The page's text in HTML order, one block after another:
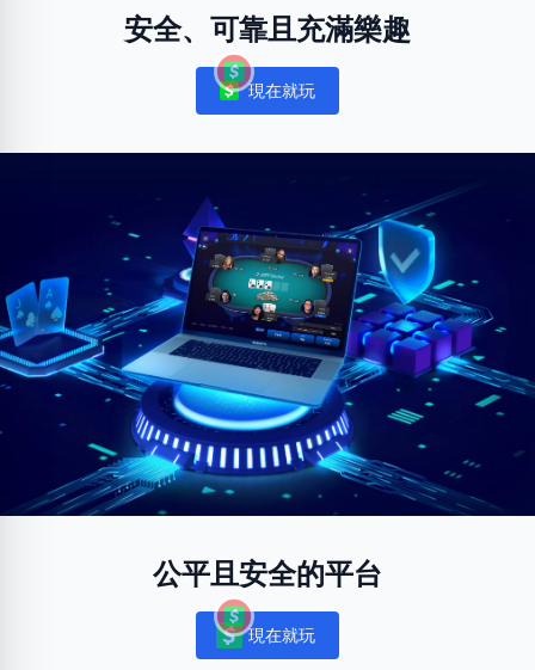
安全、可靠且充滿樂趣
Notifications
現在就玩
公平且安全的平台
Notifications
現在就玩